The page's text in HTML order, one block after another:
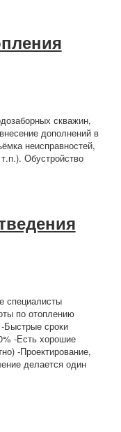
скважин,
дополнений в
неисправностей,
Обустройство
специалисты
по отоплению
Быстрые сроки
-Есть хорошие
-Проектирование,
делается один